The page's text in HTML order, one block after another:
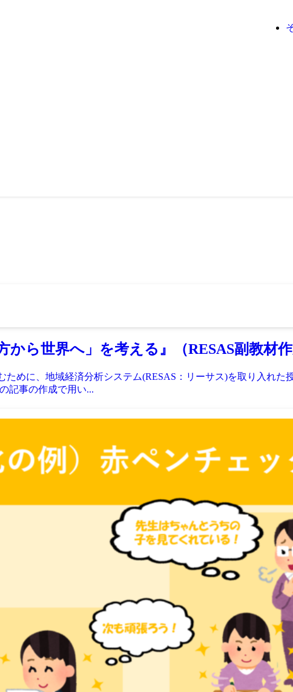
から世界へ」を考える』（RESAS副教材作
に、地域経済分析システム(RESAS：リーサス)を取り入れた
記事の作成で用い...